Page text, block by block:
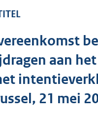
aan
21 mei